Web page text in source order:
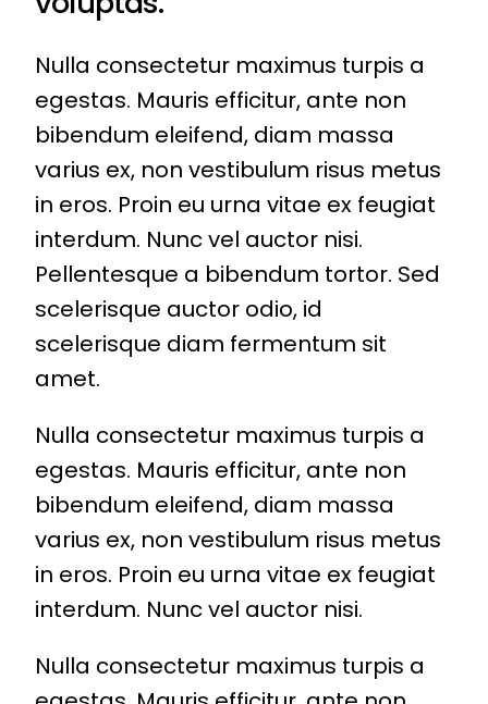
Nulla consectetur maximus turpis a
egestas. Mauris efficitur, ante non
bibendum eleifend, diam massa
varius ex, non vestibulum risus metus
in eros. Proin eu urna vitae ex feugiat
interdum. Nunc vel auctor nisi.
Pellentesque a bibendum tortor. Sed
scelerisque auctor odio, id
scelerisque diam fermentum sit
amet.
Nulla consectetur maximus turpis a
egestas. Mauris efficitur, ante non
bibendum eleifend, diam massa
varius ex, non vestibulum risus metus
in eros. Proin eu urna vitae ex feugiat
interdum. Nunc vel auctor nisi.
Nulla consectetur maximus turpis a